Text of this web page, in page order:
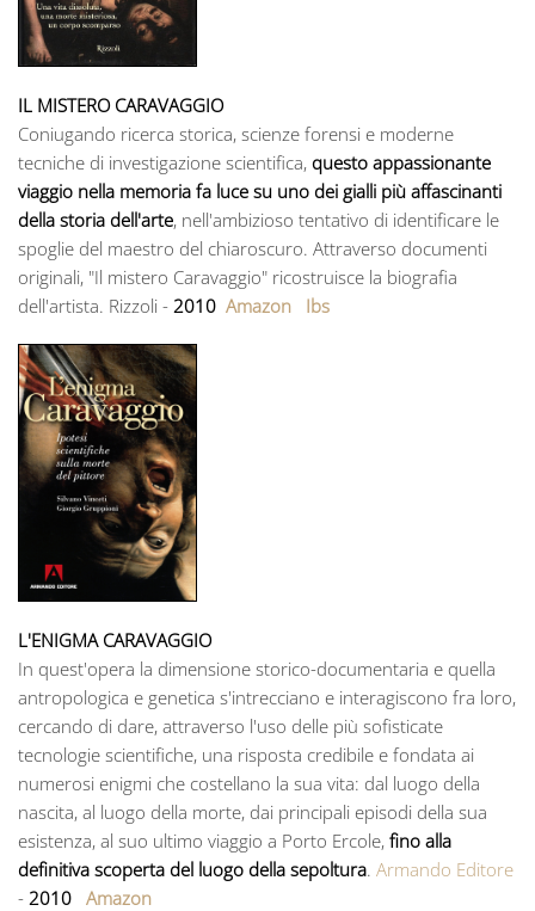
IL MISTERO CARAVAGGIO
Coniugando ricerca storica, scienze forensi e moderne
tecniche di investigazione scientifica, questo appassionante
viaggio nella memoria fa luce su uno dei gialli più affascinanti
della storia dell'arte, nell'ambizioso tentativo di identificare le
spoglie del maestro del chiaroscuro. Attraverso documenti
originali, "Il mistero Caravaggio" ricostruisce la biografia
dell'artista. Rizzoli - 2010 Amazon Ibs
L'ENIGMA CARAVAGGIO
In quest'opera la dimensione storico-documentaria e quella
antropologica e genetica s'intrecciano e interagiscono fra loro,
cercando di dare, attraverso l'uso delle più sofisticate
tecnologie scientifiche, una risposta credibile e fondata ai
numerosi enigmi che costellano la sua vita: dal luogo della
nascita, al luogo della morte, dai principali episodi della sua
esistenza, al suo ultimo viaggio a Porto Ercole, fino alla
definitiva scoperta del luogo della sepoltura. Armando Editore
- 2010 Amazon